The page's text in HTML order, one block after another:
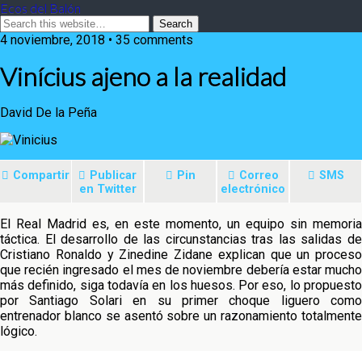
Ecos del Balón
4 noviembre, 2018 • 35 comments
Vinícius ajeno a la realidad
David De la Peña
Compartir
Publicar
en Twitter
Pin
Correo
electrónico
SMS
El Real Madrid es, en este momento, un equipo sin memoria
táctica. El desarrollo de las circunstancias tras las salidas de
Cristiano Ronaldo y Zinedine Zidane explican que un proceso
que recién ingresado el mes de noviembre debería estar mucho
más definido, siga todavía en los huesos. Por eso, lo propuesto
por Santiago Solari en su primer choque liguero como
entrenador blanco se asentó sobre un razonamiento totalmente
lógico.